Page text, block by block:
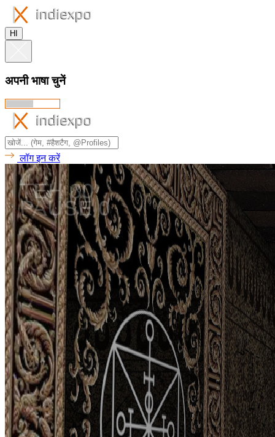
HI
अपनी भाषा चुनें
लॉग इन करें